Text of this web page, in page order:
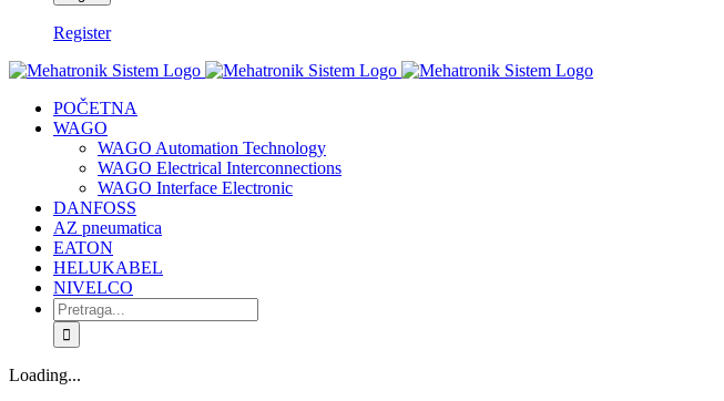
Register
POČETNA
WAGO
WAGO Automation Technology
WAGO Electrical Interconnections
WAGO Interface Electronic
DANFOSS
AZ pneumatica
EATON
HELUKABEL
NIVELCO
Search
for:
Loading...